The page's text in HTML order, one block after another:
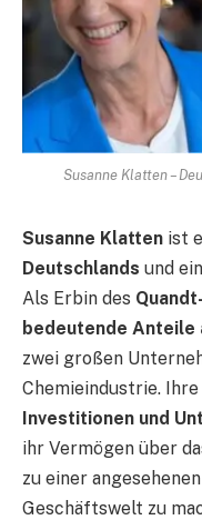
Susanne Klatten –
Susanne Klatten ist
Deutschlands und
Als Erbin des
bedeutende Anteile
zwei großen
Chemieindustrie.
Investitionen und
ihr Vermögen über
zu einer
Geschäftswelt zu